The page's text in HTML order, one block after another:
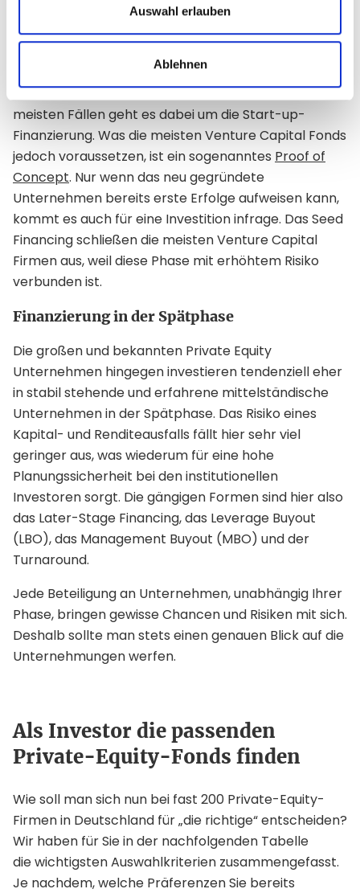
Auswahl erlauben
Ablehnen
Eine Sonderform des Private Equity in der
Anfangsphase eines Unternehmens, bezeichnet
Risikokapital. Denn diese Sonderform bringt ein
relativ hohes Risiko-Rendite-Profil mit sich. In den
meisten Fällen geht es dabei um die Start-up-
Finanzierung. Was die meisten Venture Capital Fonds
jedoch voraussetzen, ist ein sogenanntes Proof of
Concept. Nur wenn das neu gegründete
Unternehmen bereits erste Erfolge aufweisen kann,
kommt es auch für eine Investition infrage. Das Seed
Financing schließen die meisten Venture Capital
Firmen aus, weil diese Phase mit erhöhtem Risiko
verbunden ist.
Finanzierung in der Spätphase
Die großen und bekannten Private Equity
Unternehmen hingegen investieren tendenziell eher
in stabil stehende und erfahrene mittelständische
Unternehmen in der Spätphase. Das Risiko eines
Kapital- und Renditeausfalls fällt hier sehr viel
geringer aus, was wiederum für eine hohe
Planungssicherheit bei den institutionellen
Investoren sorgt. Die gängigen Formen sind hier also
das Later-Stage Financing, das Leverage Buyout
(LBO), das Management Buyout (MBO) und der
Turnaround.
Jede Beteiligung an Unternehmen, unabhängig Ihrer
Phase, bringen gewisse Chancen und Risiken mit sich.
Deshalb sollte man stets einen genauen Blick auf die
Unternehmungen werfen.
Als Investor die passenden
Private-Equity-Fonds finden
Wie soll man sich nun bei fast 200 Private-Equity-
Firmen in Deutschland für „die richtige“ entscheiden?
Wir haben für Sie in der nachfolgenden Tabelle
die wichtigsten Auswahlkriterien zusammengefasst.
Je nachdem, welche Präferenzen Sie bereits